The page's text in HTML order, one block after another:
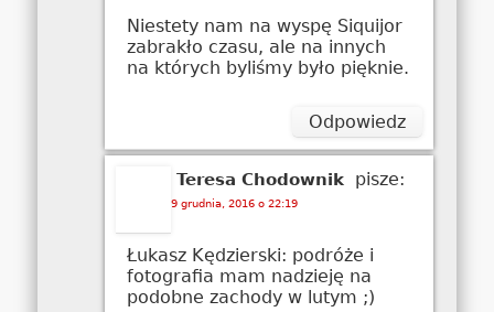
Niestety nam na wyspę Siquijor
zabrakło czasu, ale na innych
na których byliśmy było pięknie.
Odpowiedz
Teresa Chodownik pisze:
9 grudnia, 2016 o 22:19
Łukasz Kędzierski: podróże i
fotografia mam nadzieję na
podobne zachody w lutym ;)